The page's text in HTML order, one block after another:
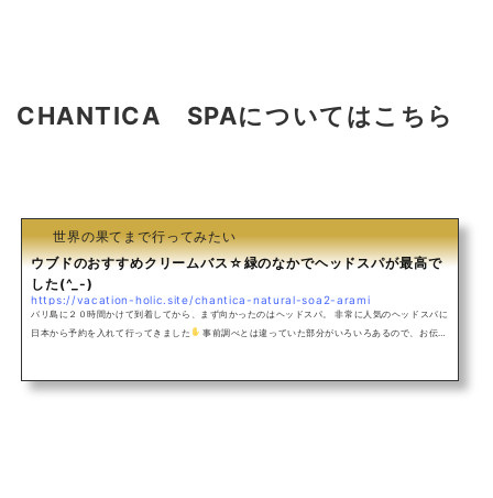
CHANTICA SPAについてはこちら
世界の果てまで行ってみたい
ウブドのおすすめクリームバス☆緑のなかでヘッドスパが最高で
した(^_-)
https://vacation-holic.site/chantica-natural-soa2-arami
バリ島に２０時間かけて到着してから、まず向かったのはヘッドスパ。 非常に人気のヘッドスパに
日本から予約を入れて行ってきました
事前調べとは違っていた部分がいろいろあるので、お伝え
で１５分ほど歩く必要がありますが、それだけに景色は最高です
こ～んな感じの緑w眺めつつヘ